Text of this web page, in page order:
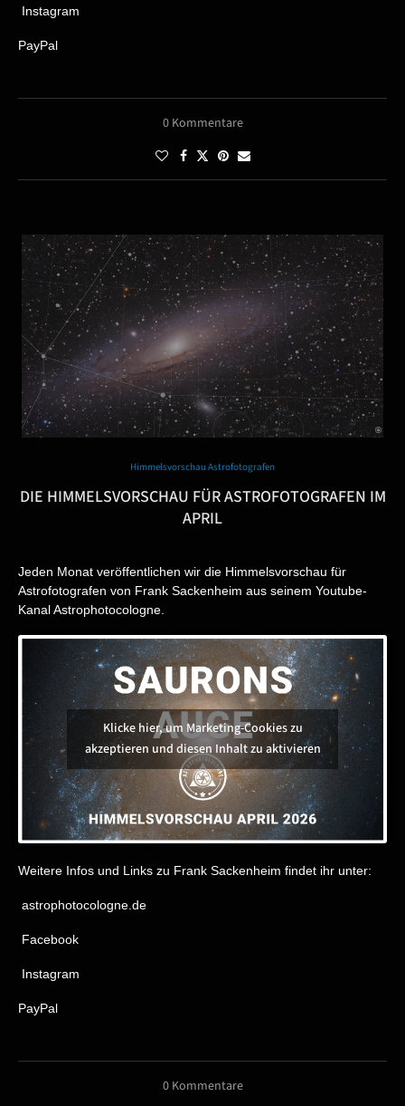
Instagram
PayPal
0 Kommentare
Himmelsvorschau Astrofotografen
DIE HIMMELSVORSCHAU FÜR ASTROFOTOGRAFEN IM
APRIL
Jeden Monat veröffentlichen wir die Himmelsvorschau für
Astrofotografen von Frank Sackenheim aus seinem Youtube-
KanalAstrophotocologne.
Klicke hier, um Marketing-Cookies zu
akzeptieren und diesen Inhalt zu aktivieren
Weitere Infos und Links zu Frank Sackenheim findet ihr unter:
astrophotocologne.de
Facebook
Instagram
PayPal
0 Kommentare